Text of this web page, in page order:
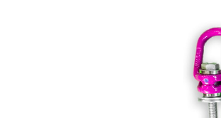
bewegen. Dabei handelt
eines öKlo montiert sind.